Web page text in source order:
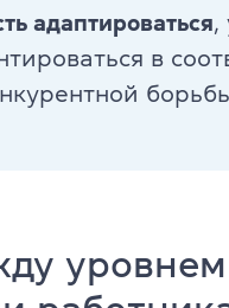
DELTA Module
адаптироваться,
в
уровнем